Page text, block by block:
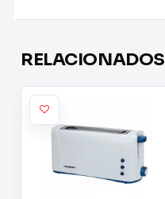
RELACIONADOS